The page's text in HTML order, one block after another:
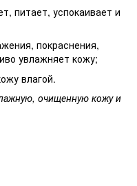
питает, успокаивает и
покраснения,
увлажняет кожу;
влагой.
очищенную кожу и